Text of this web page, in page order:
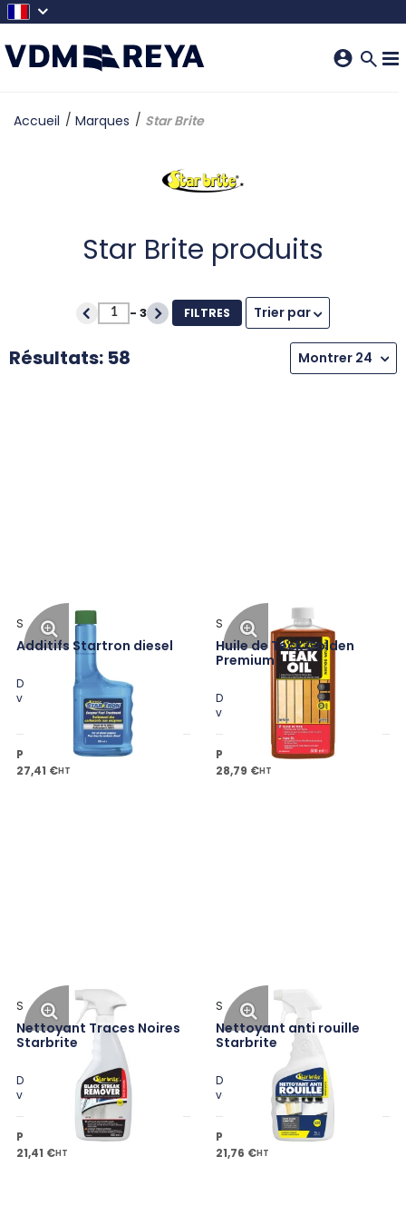
Accueil Marques Star Brite
Star Brite produits
- 3 FILTRES Trier par
Montrer 24
Résultats: 58
Additifs Startron diesel
Star Brite
Disponible en plusieurs
variantes
Prix public à partir de
27,41 €HT
Huile de Teck Golden
Premium
Star Brite
Disponible en plusieurs
variantes
Prix public à partir de
28,79 €HT
Nettoyant Traces Noires
Starbrite
Star Brite
Disponible en plusieurs
variantes
Prix public à partir de
21,41 €HT
Nettoyant anti rouille
Starbrite
Star Brite
Disponible en plusieurs
variantes
Prix public à partir de
21,76 €HT